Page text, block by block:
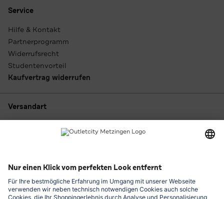
Service
Hilfe & Kontakt
Partnerprogramm
Widerrufsrecht
Studentenvorteil
Kaufvertrag widerrufen
Versandart